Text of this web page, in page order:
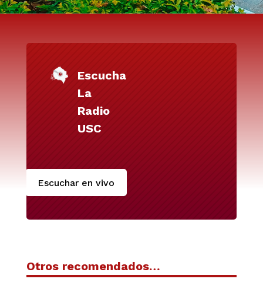
Escucha
La
Radio
USC
Escuchar en vivo
Otros recomendados…